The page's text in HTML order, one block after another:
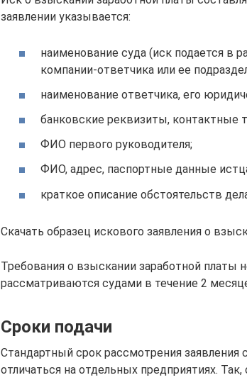
заявлении указывается:
наименование суда (иск подается в
компании-ответчика или ее
наименование ответчика, его
банковские реквизиты, контактные
ФИО первого руководителя;
ФИО, адрес, паспортные данные
краткое описание обстоятельств
Скачать образец искового заявления о
Требования о взыскании заработной платы
рассматриваются судами в течение 2
Сроки подачи
Стандартный срок рассмотрения заявления
отличаться на отдельных предприятиях.